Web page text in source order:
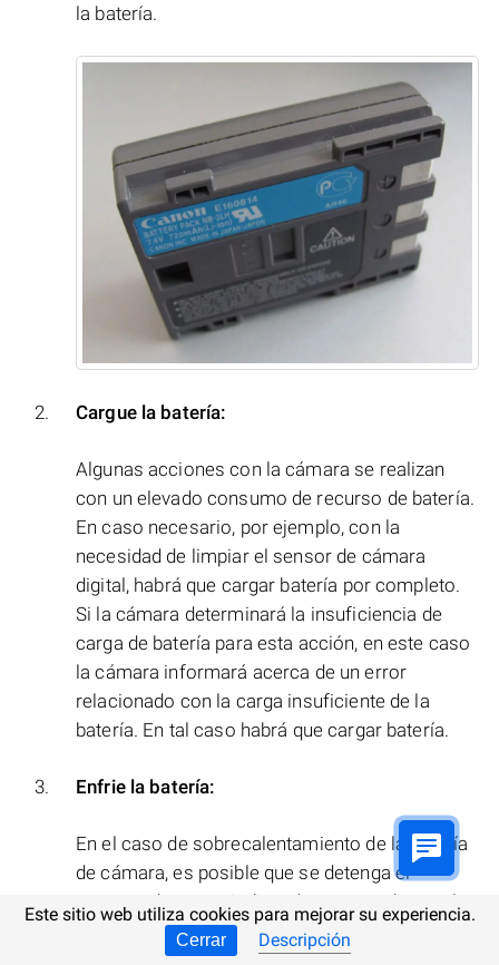
la batería.
Cargue la batería:
Algunas acciones con la cámara se realizan
con un elevado consumo de recurso de batería.
En caso necesario, por ejemplo, con la
necesidad de limpiar el sensor de cámara
digital, habrá que cargar batería por completo.
Si la cámara determinará la insuficiencia de
carga de batería para esta acción, en este caso
la cámara informará acerca de un error
relacionado con la carga insuficiente de la
batería. En tal caso habrá que cargar batería.
Enfrie la batería:
En el caso de sobrecalentamiento de la batería
de cámara, es posible que se detenga el
proceso de carga, indicando esto mediante el
parpadeo de lámpara de carga de batería. En
este caso, deje que la batería se enfríe hasta la
Este sitio web utiliza cookies para mejorar su experiencia.
Cerrar Descripción